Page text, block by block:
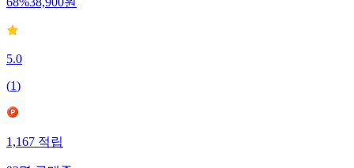
68%38,900원
5.0
(1)
1,167적립